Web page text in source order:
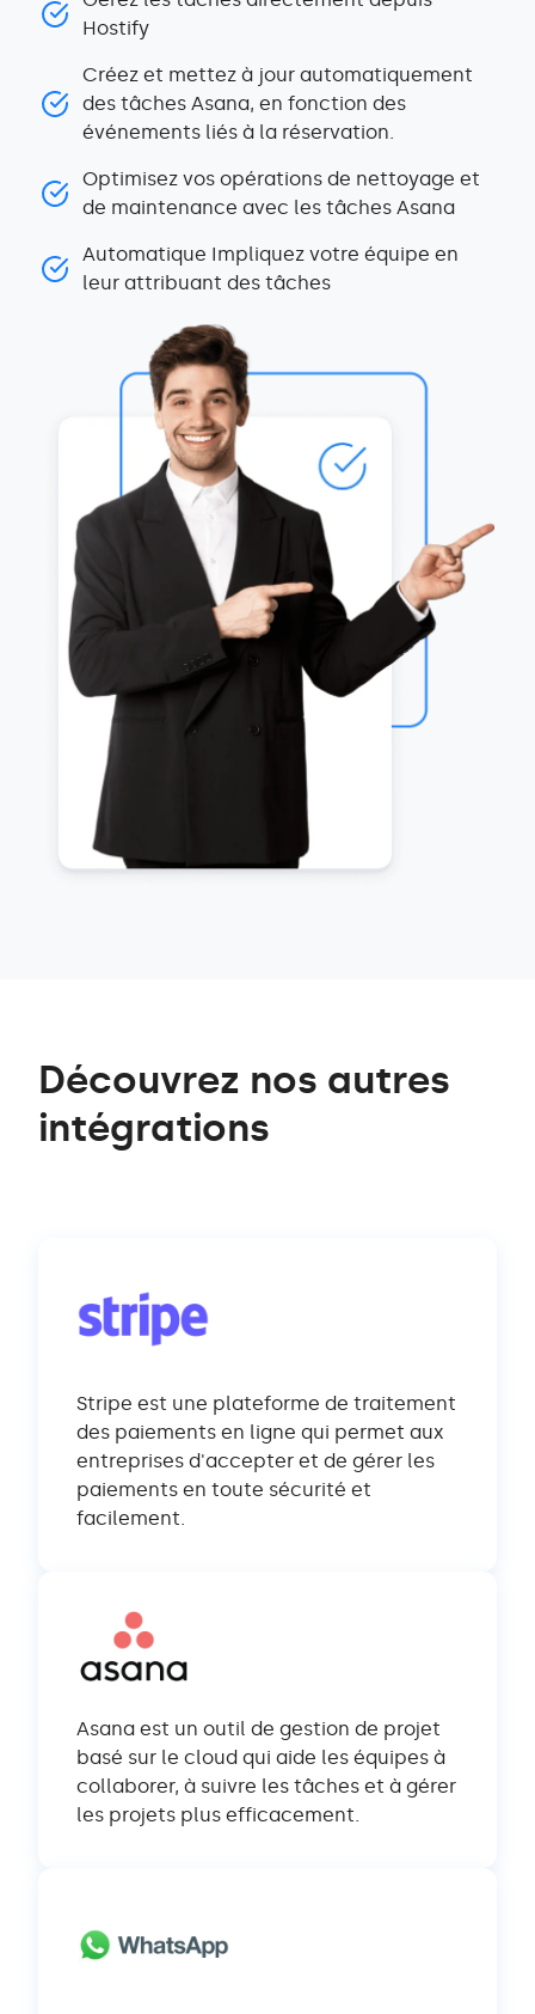
Hostify
Créez et mettez à jour automatiquement
des tâches Asana, en fonction des
événements liés à la réservation.
Optimisez vos opérations de nettoyage et
de maintenance avec les tâches Asana
Automatique Impliquez votre équipe en
leur attribuant des tâches
Découvrez nos autres
intégrations
Stripe est une plateforme de traitement
des paiements en ligne qui permet aux
entreprises d'accepter et de gérer les
paiements en toute sécurité et
facilement.
Asana est un outil de gestion de projet
basé sur le cloud qui aide les équipes à
collaborer, à suivre les tâches et à gérer
les projets plus efficacement.